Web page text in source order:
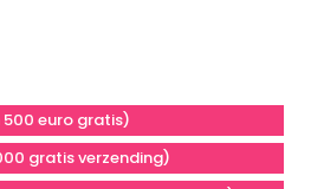
euro gratis)
gratis verzending)